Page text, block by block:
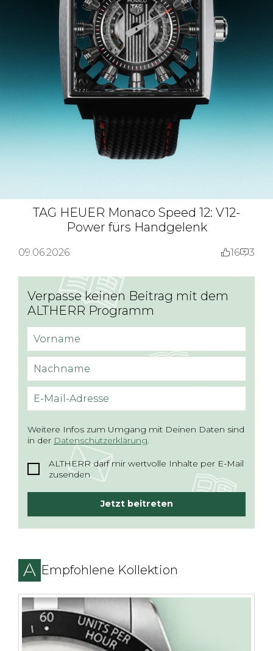
TAG HEUER Monaco Speed 12: V12-
Power fürs Handgelenk
09.06.2026 16 3
Verpasse keinen Beitrag mit dem
ALTHERR Programm
Vorname
Nachname
E-Mail-Adresse
Weitere Infos zum Umgang mit Deinen Daten sind
in der Datenschutzerklärung
ALTHERR darf mir wertvolle Inhalte per E-Mail
zusenden
Jetzt beitreten
Empfohlene Kollektion